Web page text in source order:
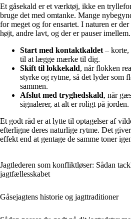
Et gåsekald er et værktøj, ikke en
bruge det med omtanke. Mange
for meget og for ensartet. I naturen er
højt, andre lavt, og der er pauser imellem.
Start med kontaktkaldet– korte,
til at lægge mærke til dig.
Skift til lokkekald, når flokken
styrke og rytme, så det lyder som
sammen.
Afslut med tryghedskald, når
signalerer, at alt er roligt på jorden.
Et godt råd er at lytte til optagelser af
efterligne deres naturlige rytme. Det
effekt end at gentage de samme toner
Jagtlederen som konfliktløser: Sådan
jagtfællesskabet
Gåsejagtens historie og jagttraditioner